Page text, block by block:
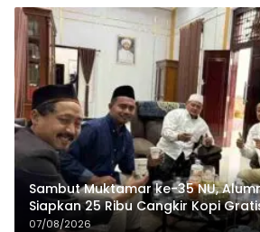
Sambut Muktamar ke-35 NU,
Siapkan 25 Ribu Cangkir Kopi
07/08/2026